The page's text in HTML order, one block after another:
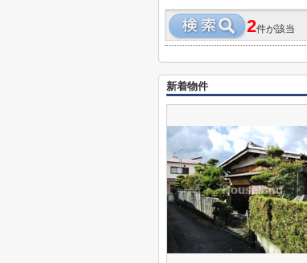
2件が該当
新着物件